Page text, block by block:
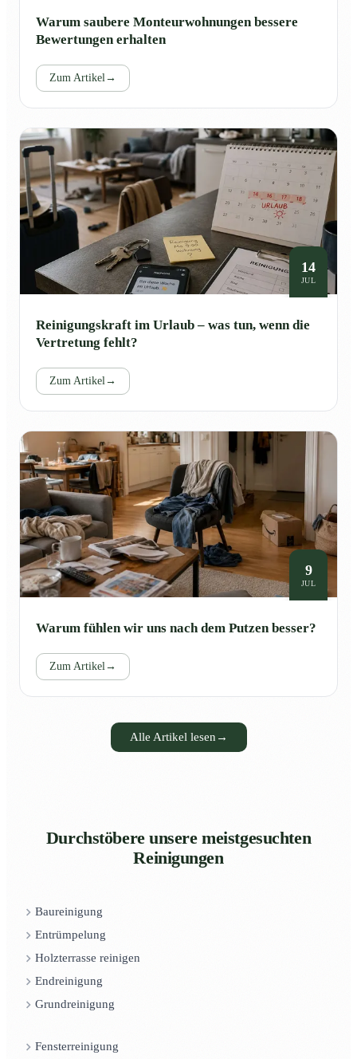
Warum saubere Monteurwohnungen bessere
Bewertungen erhalten
Zum Artikel→
14
JUL
Reinigungskraft im Urlaub – was tun, wenn die
Vertretung fehlt?
Zum Artikel→
9
JUL
Warum fühlen wir uns nach dem Putzen besser?
Zum Artikel→
Alle Artikel lesen →
Durchstöbere unsere meistgesuchten
Reinigungen
Baureinigung
Entrümpelung
Holzterrasse reinigen
Endreinigung
Grundreinigung
Fensterreinigung